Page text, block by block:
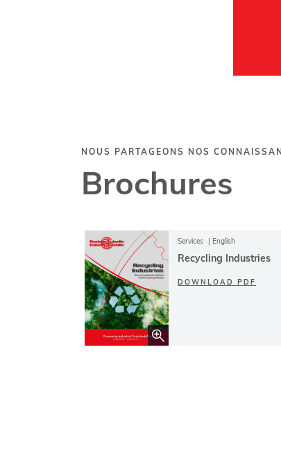
NOUS PARTAGEONS NOS
Brochures
Services English
Recycling Industries
DOWNLOAD PDF